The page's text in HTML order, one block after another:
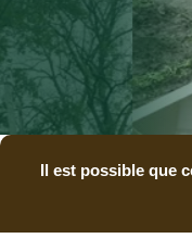
Il est possible que